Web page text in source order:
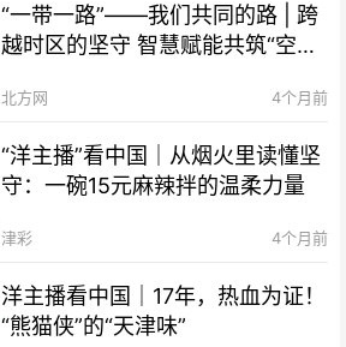
Millennia-old Qi-Huang Wisdom
of TCM
“一带一路”——我们共同的路 | 跨
越时区的坚守 智慧赋能共筑“空中
Initiative – Our Shared Path |
Cooperation, "Air Silk Road"
Connects Times Zones
北方网 4个月前
“洋主播”看中国｜从烟火里读懂坚
守：一碗15元麻辣拌的温柔力量
津彩 4个月前
洋主播看中国｜17年，热血为证！
“熊猫侠”的“天津味”